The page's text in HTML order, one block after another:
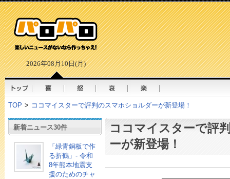
2026年08月10日(月)
TOP > ココマイスターで評判のスマホショルダーが新登場！
新着ニュース30件
「緑青銅板で作
る折鶴」- 令和
8年熊本地震支
援のためのチャ
ココマイスターで評
ーが新登場！